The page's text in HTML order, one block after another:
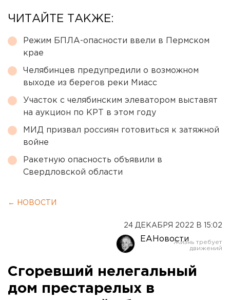
ЧИТАЙТЕ ТАКЖЕ:
Режим БПЛА-опасности ввели в Пермском
крае
Челябинцев предупредили о возможном
выходе из берегов реки Миасс
Участок с челябинским элеватором выставят
на аукцион по КРТ в этом году
МИД призвал россиян готовиться к затяжной
войне
Ракетную опасность объявили в
Свердловской области
← НОВОСТИ
24 ДЕКАБРЯ 2022 В 15:02
ЕАНовости
Сгоревший нелегальный
дом престарелых в